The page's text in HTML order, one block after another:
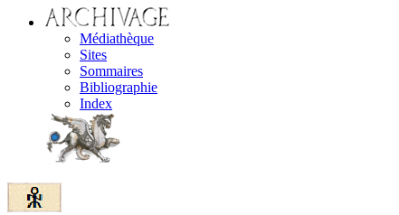
Médiathèque
Sites
Sommaires
Bibliographie
Index